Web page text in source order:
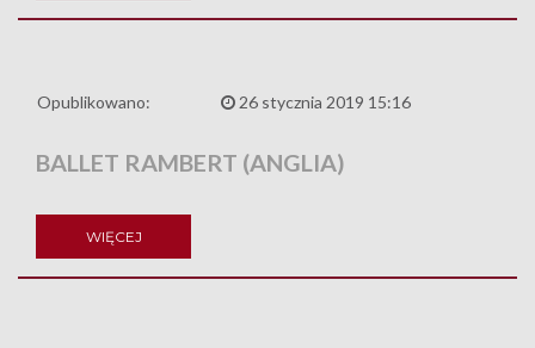
Opublikowano: 26 stycznia 2019 15:16
BALLET RAMBERT (ANGLIA)
WIĘCEJ